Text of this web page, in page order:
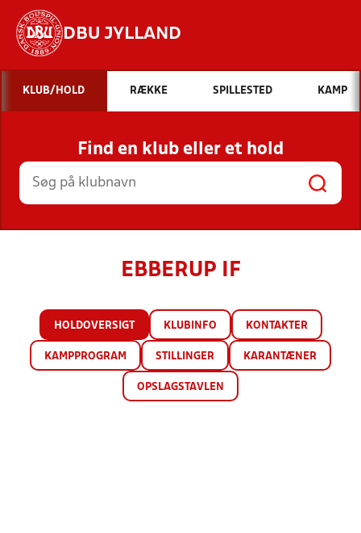
DBU JYLLAND
Hvad vil du søge efter?
INDHOLD OG NYHEDER
STILLINGER, RESULTATER, KLUBBER OG
HOLD
KLUB/HOLD RÆKKE SPILLESTED KAMP
Find en klub eller et hold
EBBERUP IF
HOLDOVERSIGT KLUBINFO KONTAKTER
KAMPPROGRAM STILLINGER KARANTÆNER
OPSLAGSTAVLEN